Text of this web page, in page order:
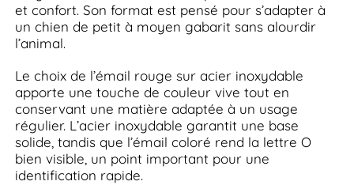
et confort. Son format est pensé pour s’adapter à
un chien de petit à moyen gabarit sans alourdir
l’animal.
Le choix de l’émail rouge sur acier inoxydable
apporte une touche de couleur vive tout en
conservant une matière adaptée à un usage
régulier. L’acier inoxydable garantit une base
solide, tandis que l’émail coloré rend la lettre O
bien visible, un point important pour une
identification rapide.